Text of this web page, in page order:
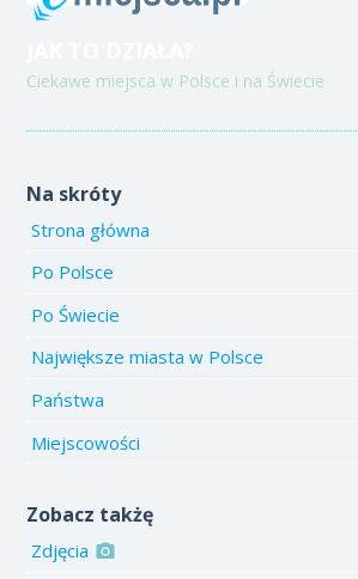
Ciekawe miejsca w Polsce i na Świecie
Na skróty
Strona główna
Po Polsce
Po Świecie
Największe miasta w Polsce
Państwa
Miejscowości
Zobacz takżę
Zdjęcia